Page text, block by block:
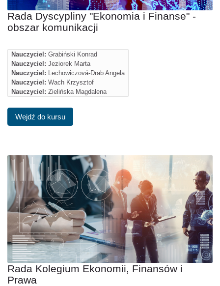
Rada Dyscypliny "Ekonomia i Finanse" -
obszar komunikacji
Nauczyciel: Grabiński Konrad
Nauczyciel: Jeziorek Marta
Nauczyciel: Lechowiczová-Drab Angela
Nauczyciel: Wach Krzysztof
Nauczyciel: Zielińska Magdalena
Wejdź do kursu
Rada Kolegium Ekonomii, Finansów i
Prawa